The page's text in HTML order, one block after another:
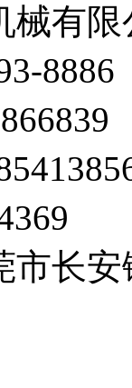
械有限
8886
市长